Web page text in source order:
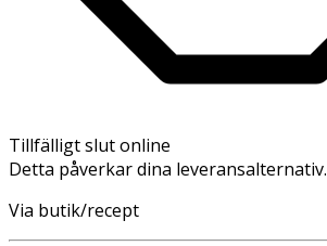
Tillfälligt slut online
Detta påverkar dina leveransalternativ.
Via butik/recept